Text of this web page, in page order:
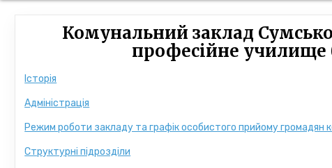
Комунальний заклад
професійне училище
Історія
Адміністрація
Режим роботи закладу та графік особистого прийому громадян
Структурні підрозділи